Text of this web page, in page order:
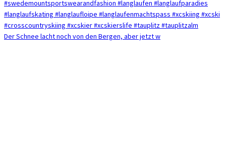
Der Schnee lacht noch von den Bergen, aber jetzt w